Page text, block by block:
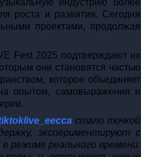
индустрию более
роста и развития. Сегодня
проектами, продолжая
Fest 2025 подтверждают их
они становятся частью
которое объединяет
опытом, самовыражения и
стало точкой
экспериментируют с
режиме реального времени.